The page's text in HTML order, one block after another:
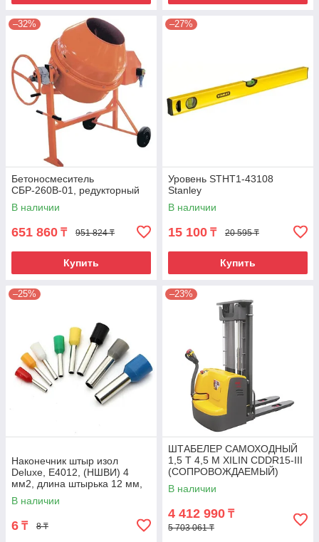
–32%
Бетоносмеситель
СБР-260В-01, редукторный
В наличии
651 860 ₸ 951 824 ₸
Купить
–27%
Уровень STHT1-43108
Stanley
В наличии
15 100 ₸ 20 595 ₸
Купить
–25%
Наконечник штыр изол
Deluxe, Е4012, (НШВИ) 4
мм2, длина штырька 12 мм,
(1000 шт/упак)
В наличии
6 ₸ 8 ₸
–23%
ШТАБЕЛЕР САМОХОДНЫЙ
1,5 Т 4,5 М XILIN CDDR15-III
(СОПРОВОЖДАЕМЫЙ)
В наличии
4 412 990 ₸
5 703 061 ₸